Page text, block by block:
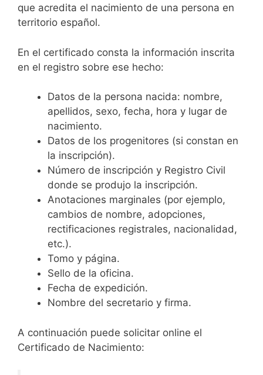
que acredita el nacimiento de una persona en
territorio español.
En el certificado consta la información inscrita
en el registro sobre ese hecho:
Datos de la persona nacida: nombre,
apellidos, sexo, fecha, hora y lugar de
nacimiento.
Datos de los progenitores (si constan en
la inscripción).
Número de inscripción y Registro Civil
donde se produjo la inscripción.
Anotaciones marginales (por ejemplo,
cambios de nombre, adopciones,
rectificaciones registrales, nacionalidad,
etc.).
Tomo y página.
Sello de la oficina.
Fecha de expedición.
Nombre del secretario y firma.
A continuación puede solicitar online el
Certificado de Nacimiento: